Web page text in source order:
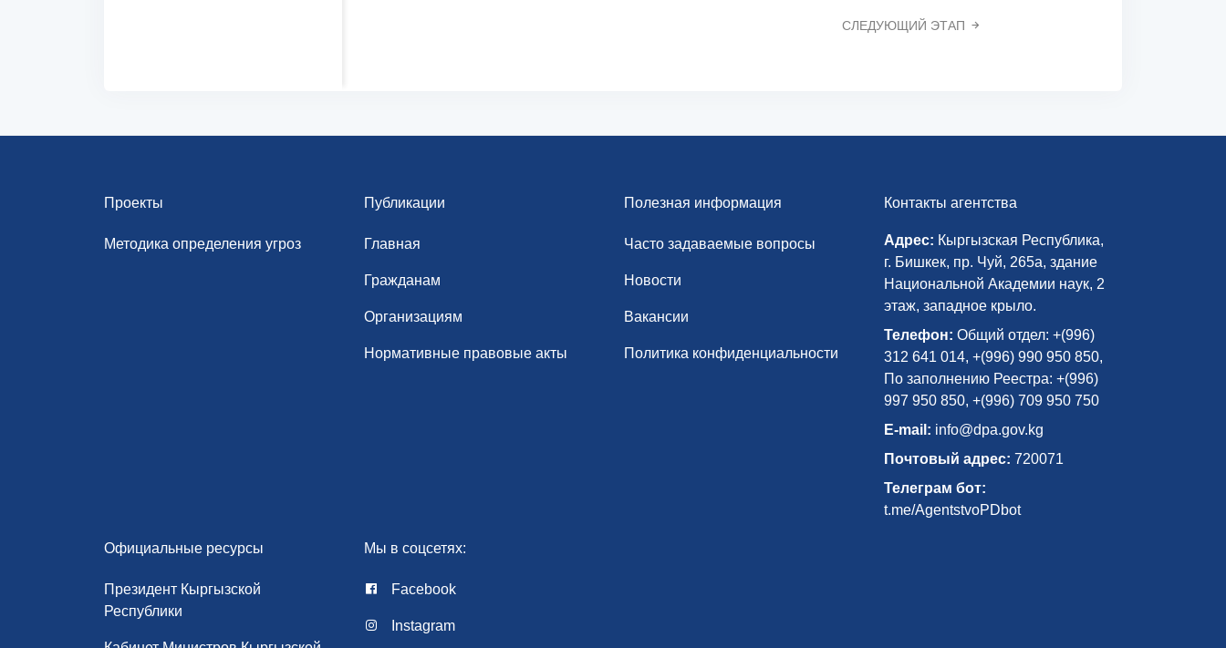
СЛЕДУЮЩИЙ ЭТАП
Проекты
Методика определения угроз
Публикации
Главная
Гражданам
Организациям
Нормативные правовые акты
Полезная информация
Часто задаваемые вопросы
Новости
Вакансии
Политика конфиденциальности
Контакты агентства
Адрес: Кыргызская Республика,
г. Бишкек, пр. Чуй, 265а, здание
Национальной Академии наук, 2
этаж, западное крыло.
Телефон: Общий отдел: +(996)
312 641 014, +(996) 990 950 850,
По заполнению Реестра: +(996)
997 950 850, +(996) 709 950 750
E-mail: info@dpa.gov.kg
Почтовый адрес: 720071
Телеграм бот:
t.me/AgentstvoPDbot
Официальные ресурсы
Президент Кыргызской
Республики
Мы в соцсетях:
Facebook
Instagram